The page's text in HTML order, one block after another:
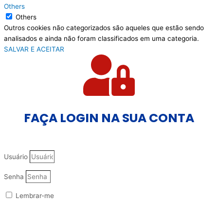
Others
Others
Outros cookies não categorizados são aqueles que estão sendo
analisados e ainda não foram classificados em uma categoria.
SALVAR E ACEITAR
FAÇA LOGIN NA SUA CONTA
Usuário
Senha
Lembrar-me